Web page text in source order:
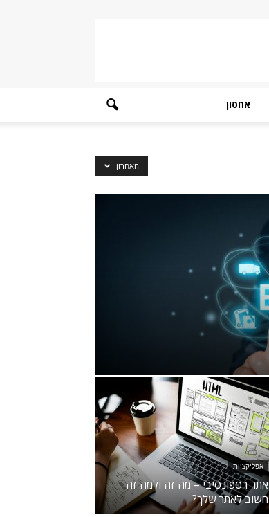
אחסון
האחרון
אפליקציות
אתר רספונסיבי – מה זה ולמה זה
חשוב לאתר שלך?